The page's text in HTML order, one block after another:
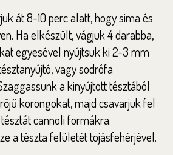
át 8-10 perc alatt, hogy sima és
Ha elkészült, vágjuk 4 darabba,
egyesével nyújtsuk ki 2-3 mm
vagy sodrófa
a kinyújtott tésztából
korongokat, majd csavarjuk fel
cannoli formákra.
a tészta felületét tojásfehérjével.